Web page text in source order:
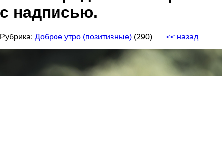
с надписью.
Рубрика: Доброе утро (позитивные) (290) << назад